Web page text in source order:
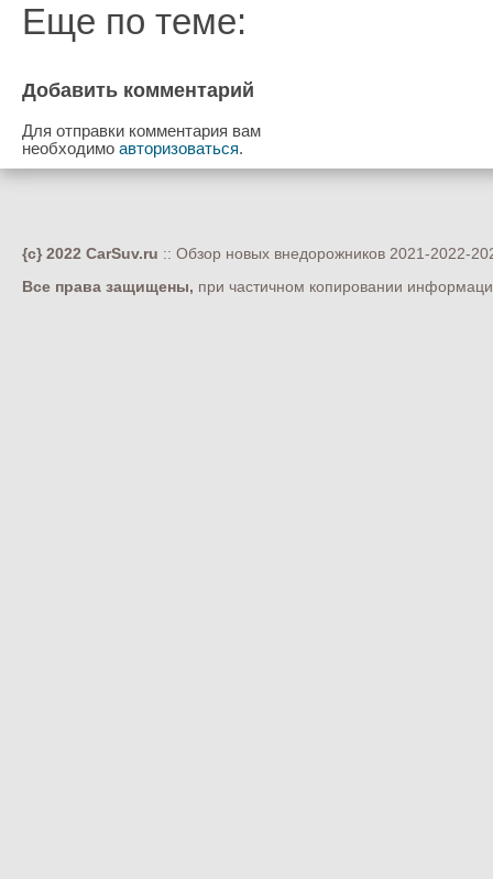
Еще по теме:
Добавить комментарий
Для отправки комментария вам
необходимо авторизоваться.
{c} 2022 CarSuv.ru :: Обзор новых внедорожников 2021-2022-
Все права защищены, при частичном копировании